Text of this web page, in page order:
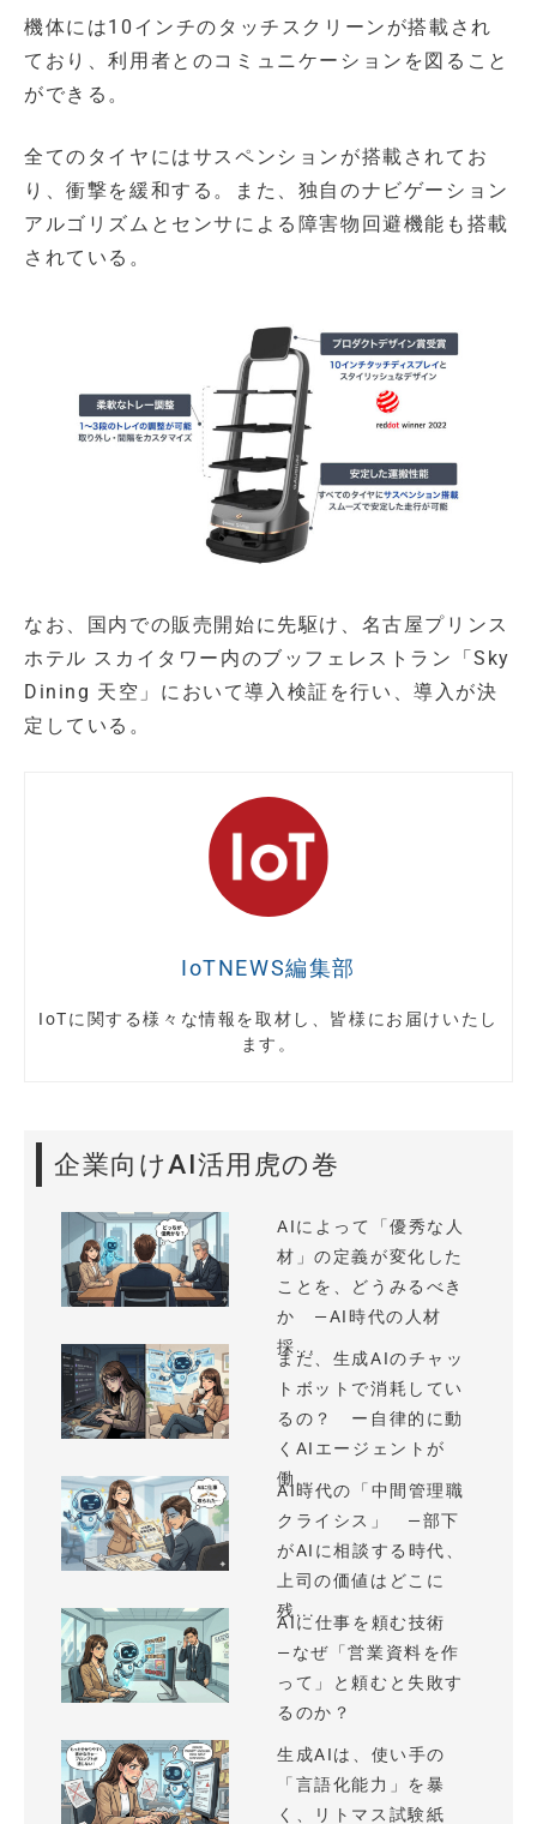
機体には10インチのタッチスクリーンが搭載され
ており、利用者とのコミュニケーションを図ること
ができる。
全てのタイヤにはサスペンションが搭載されてお
り、衝撃を緩和する。また、独自のナビゲーション
アルゴリズムとセンサによる障害物回避機能も搭載
されている。
なお、国内での販売開始に先駆け、名古屋プリンス
ホテル スカイタワー内のブッフェレストラン「Sky
Dining 天空」において導入検証を行い、導入が決
定している。
IoTNEWS編集部
IoTに関する様々な情報を取材し、皆様にお届けいたし
ます。
企業向けAI活用虎の巻
AIによって「優秀な人
材」の定義が変化した
ことを、どうみるべき
か —AI時代の人材
採...
まだ、生成AIのチャッ
トボットで消耗してい
るの？ ー自律的に動
くAIエージェントが
働...
AI時代の「中間管理職
クライシス」 —部下
がAIに相談する時代、
上司の価値はどこに
残...
AIに仕事を頼む技術
—なぜ「営業資料を作
って」と頼むと失敗す
るのか？
生成AIは、使い手の
「言語化能力」を暴
く、リトマス試験紙